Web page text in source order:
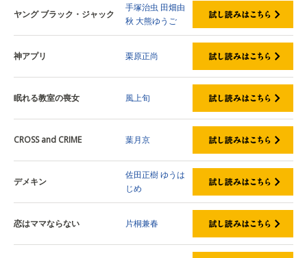
ヤング ブラック・ジャック
手塚治虫 田畑由
秋 大熊ゆうご
神アプリ 栗原正尚
眠れる教室の喪女 風上旬
CROSS and CRIME 葉月京
デメキン
佐田正樹ゆうは
じめ
恋はママならない 片桐兼春